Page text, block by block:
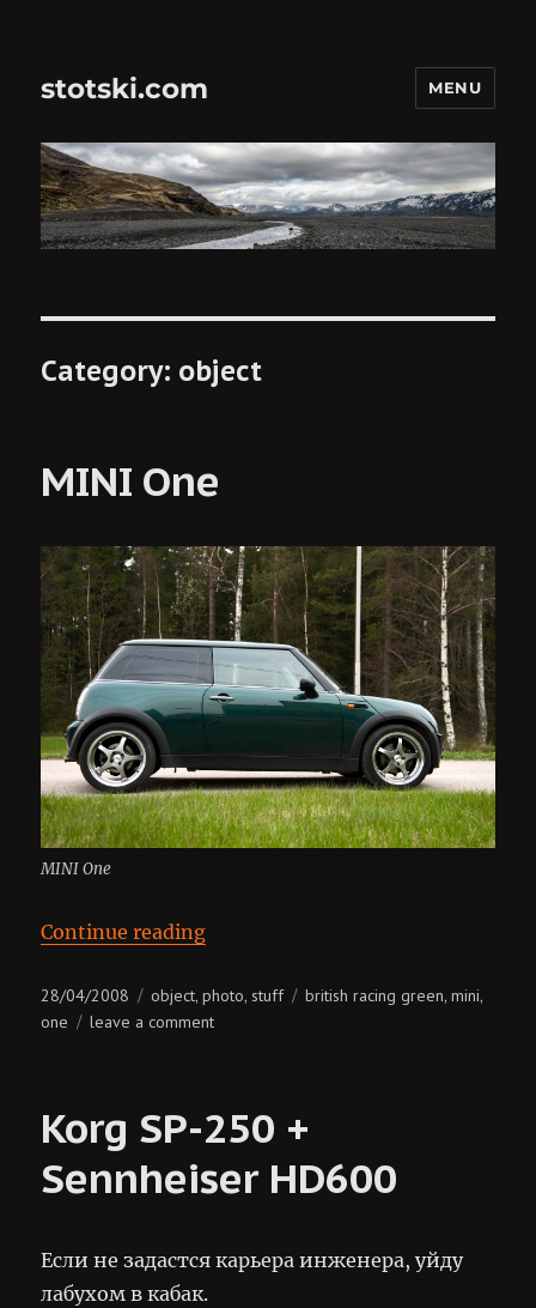
stotski.com MENU
Category: object
MINI One
MINI One
Continue reading“MINI One”
Posted
on
28/04/2008 Categories
object,photo,stuff Tags
british racing green,mini,
one leave a commenton
Korg SP-250 +
Sennheiser HD600
Если не задастся карьера инженера, уйду
лабухом в кабак.